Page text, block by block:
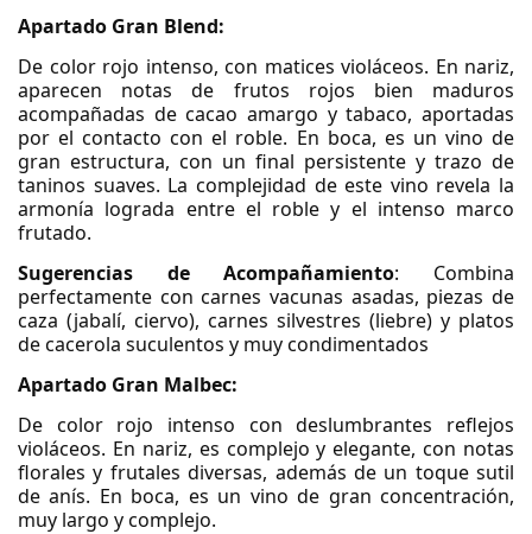
Apartado Gran Blend:
De color rojo intenso, con matices violáceos. En nariz,
aparecen notas de frutos rojos bien maduros
acompañadas de cacao amargo y tabaco, aportadas
por el contacto con el roble. En boca, es un vino de
gran estructura, con un final persistente y trazo de
taninos suaves. La complejidad de este vino revela la
armonía lograda entre el roble y el intenso marco
frutado.
Sugerencias de Acompañamiento: Combina
perfectamente con carnes vacunas asadas, piezas de
caza (jabalí, ciervo), carnes silvestres (liebre) y platos
de cacerola suculentos y muy condimentados
Apartado Gran Malbec:
De color rojo intenso con deslumbrantes reflejos
violáceos. En nariz, es complejo y elegante, con notas
florales y frutales diversas, además de un toque sutil
de anís. En boca, es un vino de gran concentración,
muy largo y complejo.